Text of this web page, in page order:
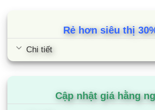
Mitsubishi Heavy 2 chiều 34000BTU
nối ống gió Inverter
Rẻ hơn siêu thị
Chi tiết
Cập nhật giá hằng